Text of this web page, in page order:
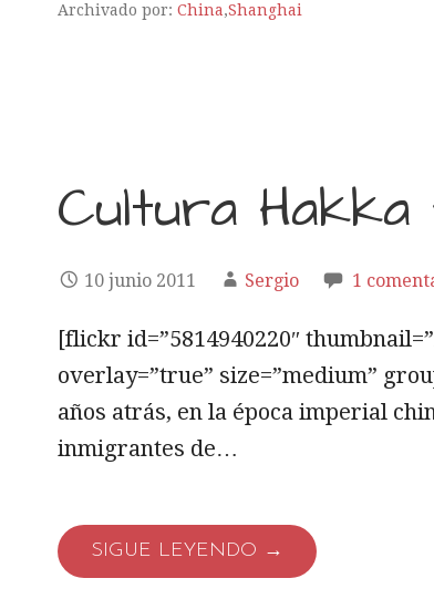
Archivado por: China,Shanghai
Cultura Hakka
10 junio 2011 Sergio 1
[flickr id=”5814940220″
overlay=”true” size=”medium”
años atrás, en la época imperial
inmigrantes de…
SIGUE LEYENDO →